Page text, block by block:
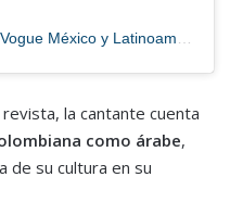
la cantante cuenta
como árabe,
de su cultura en su